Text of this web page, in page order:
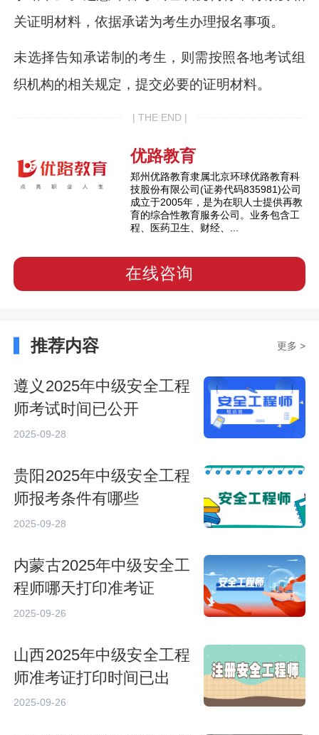
关证明材料，依据承诺为考生办理报名事项。
未选择告知承诺制的考生，则需按照各地考试组
织机构的相关规定，提交必要的证明材料。
| THE END |
优路教育
郑州优路教育隶属北京环球优路教育科
技股份有限公司(证劵代码835981)公司
成立于2005年，是为在职人士提供再教
育的综合性教育服务公司。业务包含工
程、医药卫生、财经、...
在线咨询
推荐内容 更多 >
遵义2025年中级安全工程
师考试时间已公开
2025-09-28
贵阳2025年中级安全工程
师报考条件有哪些
2025-09-28
内蒙古2025年中级安全工
程师哪天打印准考证
2025-09-26
山西2025年中级安全工程
师准考证打印时间已出
2025-09-26